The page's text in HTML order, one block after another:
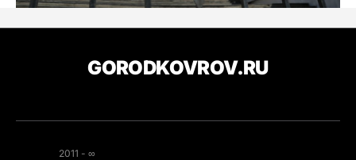
GORODKOVROV.RU
2011 - ∞